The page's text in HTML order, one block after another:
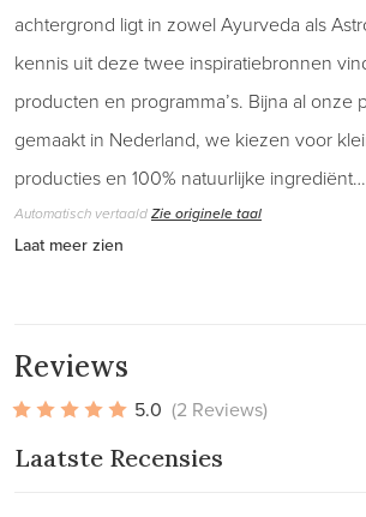
achtergrond ligt in zowel Ayurveda als
kennis uit deze twee inspiratiebronnen
producten en programma’s. Bijna al onze
gemaakt in Nederland, we kiezen voor
producties en 100% natuurlijke ingrediënt…
Automatisch vertaaldZie originele taal
Laat meer zien
Reviews
5.0 (2 Reviews)
Laatste Recensies